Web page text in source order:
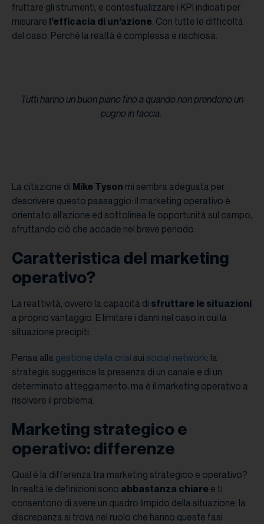
fruttare gli strumenti, e contestualizzare i KPI indicati per
misurare l’efficacia di un’azione. Con tutte le difficoltà
del caso. Perché la realtà è complessa e rischiosa.
Tutti hanno un buon piano fino a quando non prendono un
pugno in faccia.
La citazione di Mike Tyson mi sembra adeguata per
descrivere questo passaggio: il marketing operativo è
orientato all’azione ed sottolinea le opportunità sul campo,
sfruttando ciò che accade nel breve periodo.
Caratteristica del marketing
operativo?
La reattività, ovvero la capacità di sfruttare le situazioni
a proprio vantaggio. E limitare i danni nel caso in cui la
situazione precipiti.
Pensa alla gestione della crisi sui social network: la
strategia suggerisce la presenza di un canale e di un
determinato atteggiamento, ma è il marketing operativo a
risolvere il problema.
Marketing strategico e
operativo: differenze
Qual è la differenza tra marketing strategico e operativo?
In realtà le definizioni sono abbastanza chiare e ti
consentono di avere un quadro limpido della situazione: la
discrepanza si trova nel ruolo che hanno queste fasi